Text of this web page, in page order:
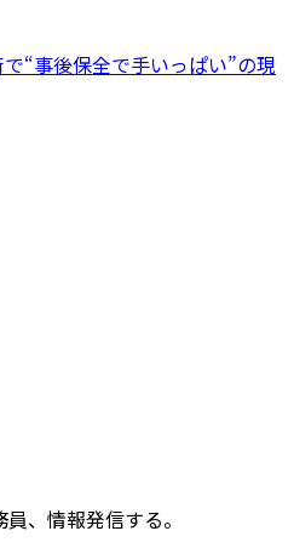
“事後保全で手いっぱい”の現
、情報発信する。